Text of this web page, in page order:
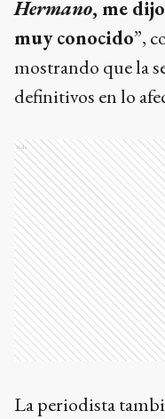
Hermano, me
muy conocido”,
mostrando que la
definitivos en lo
Ads
La periodista